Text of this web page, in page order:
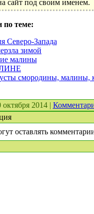
сайт под своим именем.
по теме:
Северо-Запада
зимой
малины
смородины, малины,
октября 2014 |
оставлять